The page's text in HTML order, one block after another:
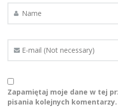
Zapamiętaj moje dane w tej
pisania kolejnych komentarzy.